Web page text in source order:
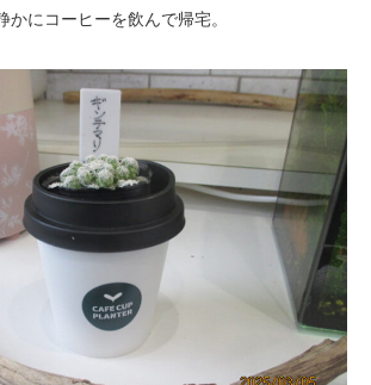
かにコーヒーを飲んで帰宅。